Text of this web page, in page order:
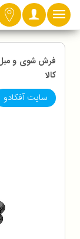
دسته
کالا
سایت آفکادو